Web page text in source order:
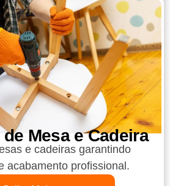
Mesa e Cadeira
e cadeiras garantindo
acabamento profissional.